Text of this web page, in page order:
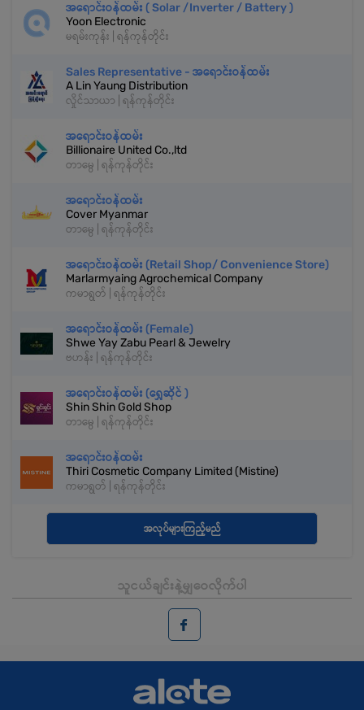
အရောင်းဝန်ထမ်း ( Solar /Inverter / Battery )
Yoon Electronic
မရမ်းကုန်း | ရန်ကုန်တိုင်း
Sales Representative - အရောင်းဝန်ထမ်း
A Lin Yaung Distribution
လှိုင်သာယာ | ရန်ကုန်တိုင်း
အရောင်းဝန်ထမ်း
Billionaire United Co.,ltd
တာမွေ | ရန်ကုန်တိုင်း
အရောင်းဝန်ထမ်း
Cover Myanmar
တာမွေ | ရန်ကုန်တိုင်း
အရောင်းဝန်ထမ်း (Retail Shop/ Convenience Store)
Marlarmyaing Agrochemical Company
ကမာရွတ် | ရန်ကုန်တိုင်း
အရောင်းဝန်ထမ်း (Female)
Shwe Yay Zabu Pearl & Jewelry
ဗဟန်း | ရန်ကုန်တိုင်း
အရောင်းဝန်ထမ်း (ရွှေဆိုင် )
Shin Shin Gold Shop
တာမွေ | ရန်ကုန်တိုင်း
အရောင်းဝန်ထမ်း
Thiri Cosmetic Company Limited (Mistine)
ကမာရွတ် | ရန်ကုန်တိုင်း
အလုပ်များကြည့်မည်
သူငယ်ချင်းနဲ့မျှဝေလိုက်ပါ